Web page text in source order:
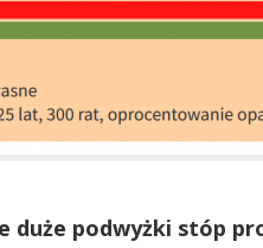
duże podwyżki stóp